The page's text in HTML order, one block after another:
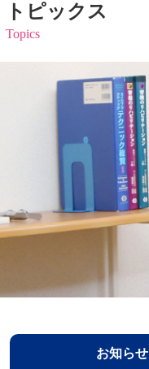
トピックス
Topics
お知らせ